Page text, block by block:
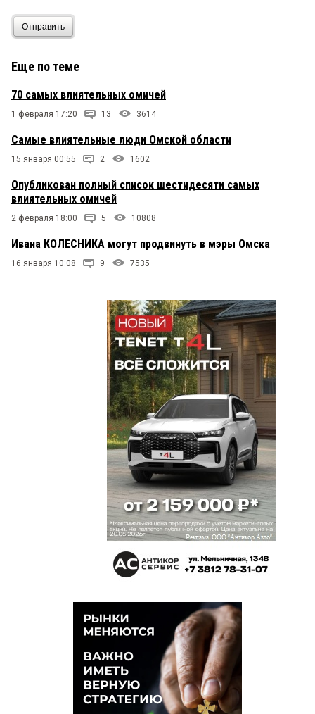
Отправить
Еще по теме
70 самых влиятельных омичей
1 февраля 17:20 13 3614
Самые влиятельные люди Омской области
15 января 00:55 2 1602
Опубликован полный список шестидесяти самых
влиятельных омичей
2 февраля 18:00 5 10808
Ивана КОЛЕСНИКА могут продвинуть в мэры Омска
16 января 10:08 9 7535